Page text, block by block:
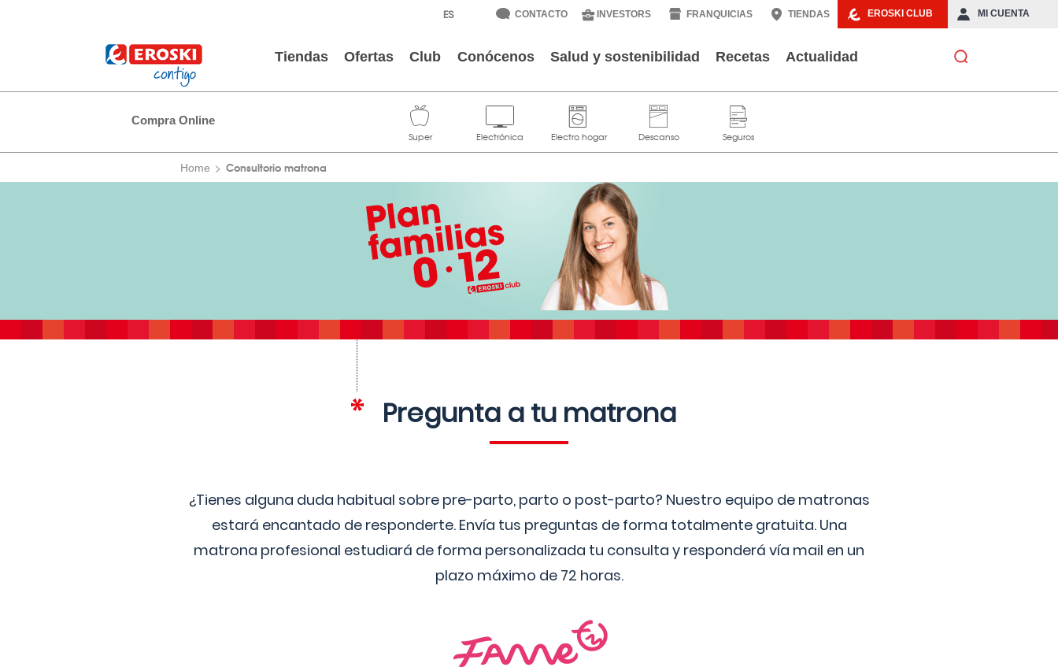
EROSKI CLUB MI CUENTA
CONTACTO INVESTORS FRANQUICIAS TIENDAS
Tiendas Ofertas Club Conócenos Salud y sostenibilidad Recetas Actualidad
Compra Online
Home Consultorio matrona
Pregunta a tu matrona
¿Tienes alguna duda habitual sobre pre-parto, parto o post-parto? Nuestro equipo de matronas
estará encantado de responderte. Envía tus preguntas de forma totalmente gratuita. Una
matrona profesional estudiará de forma personalizada tu consulta y responderá vía mail en un
plazo máximo de 72 horas.